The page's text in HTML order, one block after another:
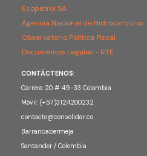
Ecopetrol SA
Agencia Nacional de Hidrocarburos
Observatorio Política Fiscal
Documentos Legales - RTE
CONTÁCTENOS:
Carrera 20 # 49-33 Colombia
Móvil: (+57)3124200232
contacto@consolidar.co
Barrancabermeja
Santander / Colombia